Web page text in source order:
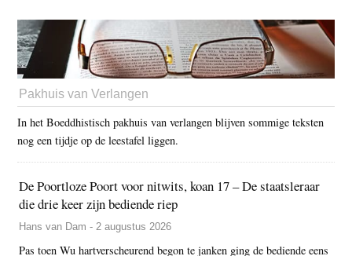
Pakhuis van Verlangen
In het Boeddhistisch pakhuis van verlangen blijven sommige teksten
nog een tijdje op de leestafel liggen.
De Poortloze Poort voor nitwits, koan 17 – De staatsleraar
die drie keer zijn bediende riep
Hans van Dam - 2 augustus 2026
Pas toen Wu hartverscheurend begon te janken ging de bediende eens